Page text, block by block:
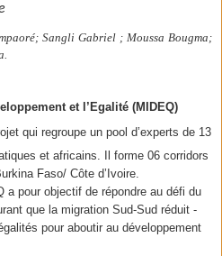
Sangli Gabriel ; Moussa Bougma;
et l’Egalité (MIDEQ)
qui regroupe un pool d’experts de 13
et africains. Il forme 06 corridors
Faso/ Côte d’Ivoire.
a pour objectif de répondre au défi du
que la migration Sud-Sud réduit -
pour aboutir au développement